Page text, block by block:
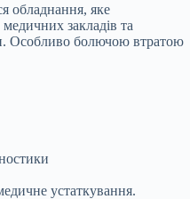
обладнання, яке
закладів та
Особливо болючою втратою
устаткування.